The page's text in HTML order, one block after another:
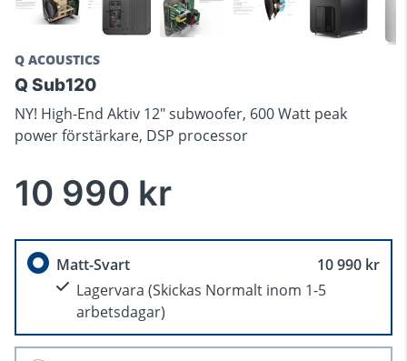
Q ACOUSTICS
Q Sub120
NY! High-End Aktiv 12" subwoofer, 600 Watt peak
power förstärkare, DSP processor
10 990 kr
Matt-Svart
10 990 kr
Lagervara (Skickas Normalt inom 1-5
arbetsdagar)